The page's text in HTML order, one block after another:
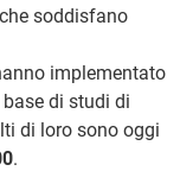
soddisfano
implementato
base di studi di
di loro sono oggi
.